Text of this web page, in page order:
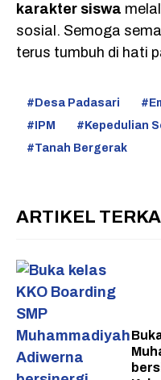
karakter siswa
sosial. Semoga
terus tumbuh di hati
Desa Padasari
IPM
Kepedulian
Tanah Bergerak
ARTIKEL